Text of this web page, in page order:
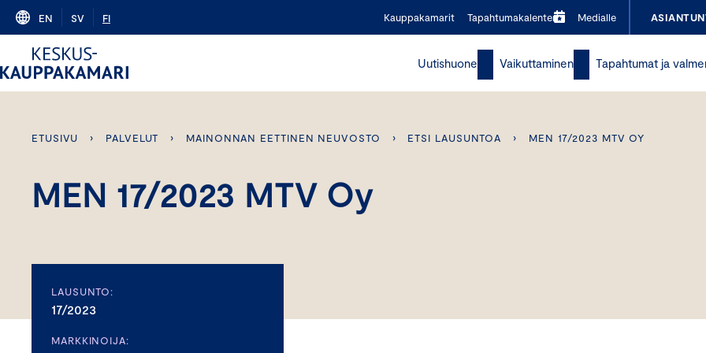
Skip
content
EN SV FI Kauppakamarit Tapahtumakalenteri Medialle
Uutishuone Vaikuttaminen Tapahtumat ja
ETUSIVU › PALVELUT › MAINONNAN EETTINEN NEUVOSTO › ETSI LAUSUNTOA › MEN 17/2023 MTV OY
MEN 17/2023 MTV Oy
LAUSUNTO:
17/2023
MARKKINOIJA: